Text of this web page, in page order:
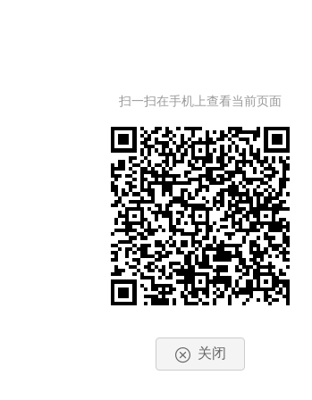
扫一扫在手机上查看当前页面
关闭